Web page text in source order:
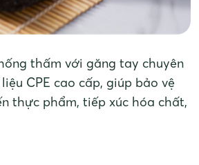
thấm với găng tay chuyên
CPE cao cấp, giúp bảo vệ
thực phẩm, tiếp xúc hóa chất,